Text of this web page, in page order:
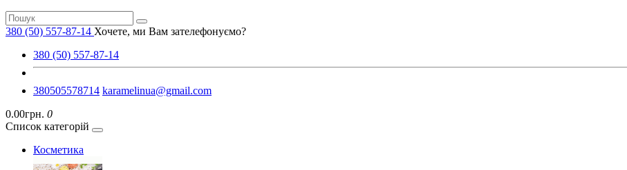
380 (50) 557-87-14 Хочете, ми Вам зателефонуємо?
380 (50) 557-87-14
380505578714 karamelinua@gmail.com
0.00грн. 0
Список категорій
Косметика